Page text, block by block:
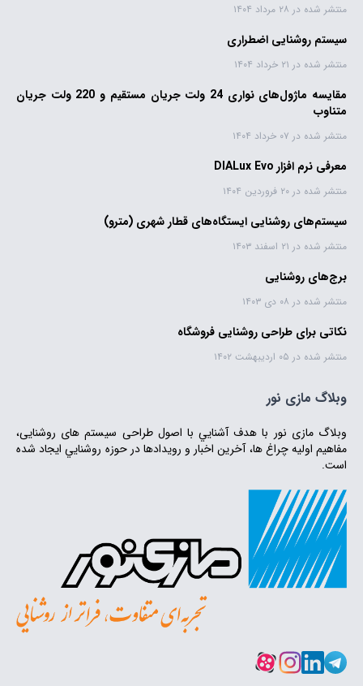
منتشر شده در ۲۸ مرداد ۱۴۰۴
سیستم روشنایی اضطراری
منتشر شده در ۲۱ خرداد ۱۴۰۴
مقایسه ماژول‌های نواری 24 ولت جریان مستقیم و 220 ولت جریان
متناوب
منتشر شده در ۰۷ خرداد ۱۴۰۴
معرفی نرم افزار DIALux Evo
منتشر شده در ۲۰ فروردین ۱۴۰۴
سیستم‌های روشنایی ایستگاه‌های قطار شهری (مترو)
منتشر شده در ۲۱ اسفند ۱۴۰۳
برج‌های روشنایی
منتشر شده در ۰۸ دی ۱۴۰۳
نکاتی برای طراحی روشنایی فروشگاه
منتشر شده در ۰۵ اردیبهشت ۱۴۰۲
وبلاگ مازی نور
وبلاگ مازی‌ نور با هدف آشنايي با اصول طراحی سیستم‌ های روشنایی،
مفاهیم اولیه چراغ‌ ها، آخرین اخبار و رویدادها در حوزه روشنايي ايجاد شده
است.